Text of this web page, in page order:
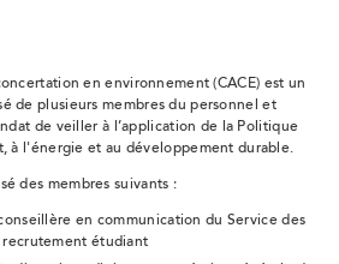
en environnement (CACE) est un
de plusieurs membres du personnel et
de veiller à l’application de la Politique
à l'énergie et au développement durable.
des membres suivants :
en communication du Service des
étudiant